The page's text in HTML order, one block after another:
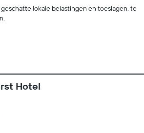
lokale belastingen en toeslagen, te
Hotel